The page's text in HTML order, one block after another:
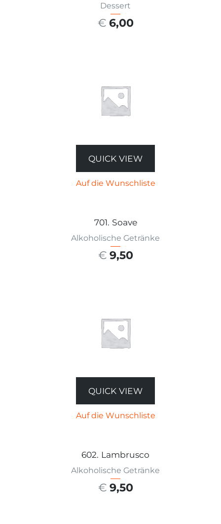
Dessert
€ 6,00
QUICK VIEW
Auf die Wunschliste
701. Soave
Alkoholische Getränke
€ 9,50
QUICK VIEW
Auf die Wunschliste
602. Lambrusco
Alkoholische Getränke
€ 9,50